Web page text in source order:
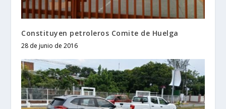
Constituyen petroleros Comite de Huelga
28 de junio de 2016